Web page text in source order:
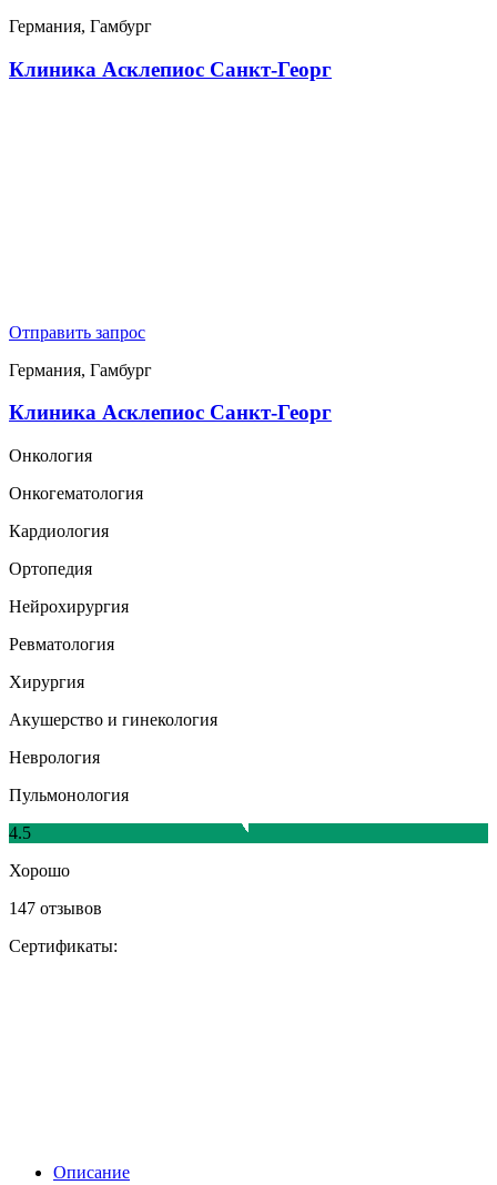
Германия, Гамбург
Клиника Асклепиос Санкт-Георг
Отправить запрос
Германия, Гамбург
Клиника Асклепиос Санкт-Георг
Онкология
Онкогематология
Кардиология
Ортопедия
Нейрохирургия
Ревматология
Хирургия
Акушерство и гинекология
Неврология
Пульмонология
4.5
Хорошо
147 отзывов
Сертификаты:
Описание